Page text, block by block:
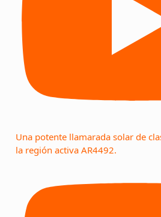
Una potente llamarada solar de
la región activa AR4492.